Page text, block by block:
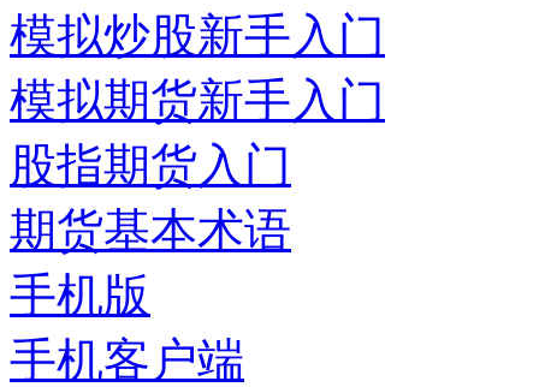
模拟炒股新手入门
模拟期货新手入门
股指期货入门
期货基本术语
手机版
手机客户端